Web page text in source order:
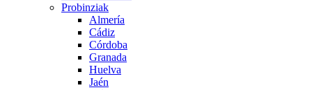
Probinziak
Almería
Cádiz
Córdoba
Granada
Huelva
Jaén